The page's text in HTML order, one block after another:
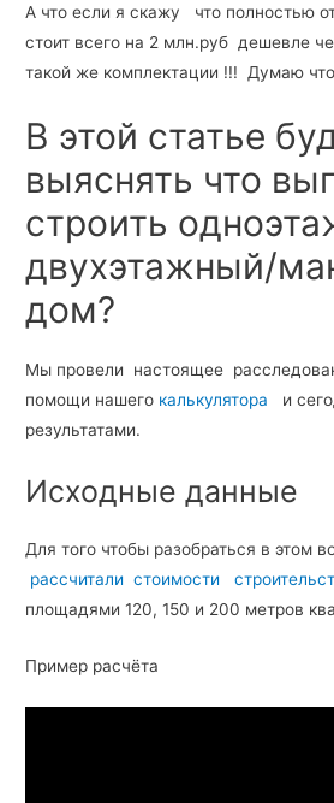
А что если я скажу что полностью
стоит всего на 2 млн.руб дешевле
такой же комплектации !!! Думаю
В этой статье
выяснять что
строить
двухэтажный/
дом?
Мы провели настоящее
помощи нашего калькулятора и
результатами.
Исходные данные
Для того чтобы разобраться в этом
рассчитали стоимости
площадями 120, 150 и 200 метров
Пример расчёта